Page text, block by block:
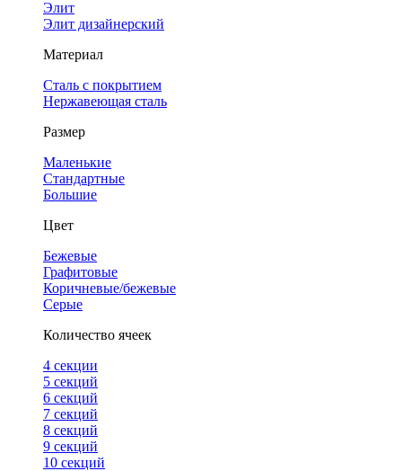
Элит
Элит дизайнерский
Материал
Сталь с покрытием
Нержавеющая сталь
Размер
Маленькие
Стандартные
Большие
Цвет
Бежевые
Графитовые
Коричневые/бежевые
Серые
Количество ячеек
4 cекции
5 секций
6 секций
7 секций
8 секций
9 секций
10 секций